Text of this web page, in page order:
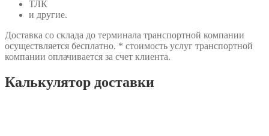
ТЛК
и другие.
Доставка со склада до терминала транспортной компании
осуществляется бесплатно. * стоимость услуг транспортной
компании оплачивается за счет клиента.
Калькулятор доставки